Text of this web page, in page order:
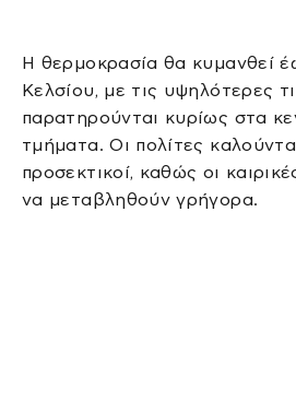
Η θερμοκρασία θα κυμανθεί
Κελσίου, με τις υψηλότερες
παρατηρούνται κυρίως στα
τμήματα. Οι πολίτες
προσεκτικοί, καθώς οι
να μεταβληθούν γρήγορα.